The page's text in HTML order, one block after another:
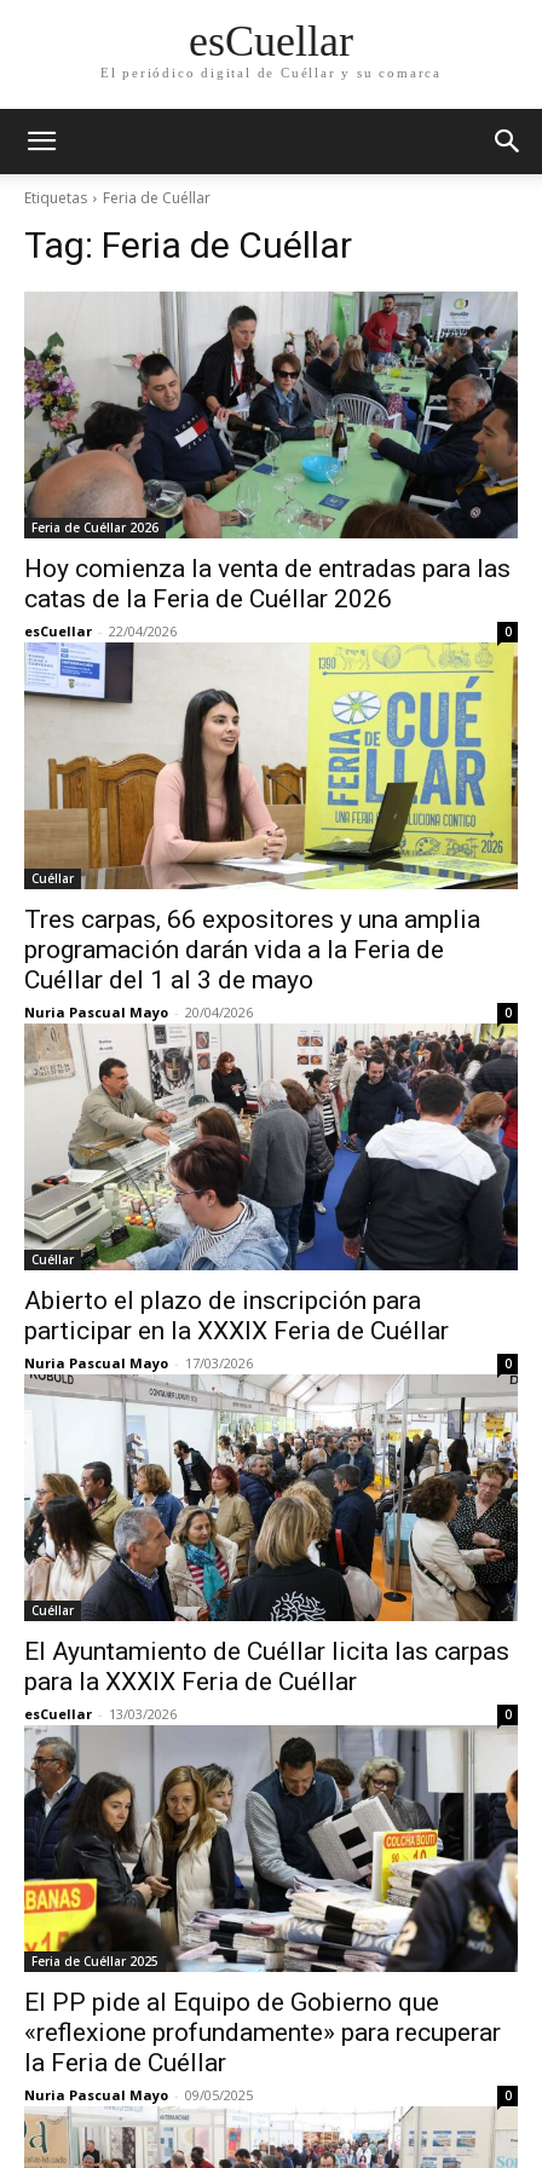
esCuellar
El periódico digital de Cuéllar y su comarca
Etiquetas Feria de Cuéllar
Tag: Feria de Cuéllar
Feria de Cuéllar 2026
Hoy comienza la venta de entradas para las
catas de la Feria de Cuéllar 2026
esCuellar - 22/04/2026 0
Cuéllar
Tres carpas, 66 expositores y una amplia
programación darán vida a la Feria de
Cuéllar del 1 al 3 de mayo
Nuria Pascual Mayo - 20/04/2026 0
Cuéllar
Abierto el plazo de inscripción para
participar en la XXXIX Feria de Cuéllar
Nuria Pascual Mayo - 17/03/2026 0
Cuéllar
El Ayuntamiento de Cuéllar licita las carpas
para la XXXIX Feria de Cuéllar
esCuellar - 13/03/2026 0
Feria de Cuéllar 2025
El PP pide al Equipo de Gobierno que
«reflexione profundamente» para recuperar
la Feria de Cuéllar
Nuria Pascual Mayo - 09/05/2025 0